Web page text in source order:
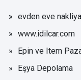
evden eve
www.idilcar.com
Epin ve Item
Eşya Depolama